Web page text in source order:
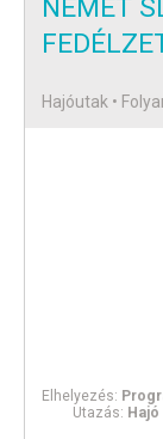
NÉMET
Hajóutak •
Elhelyezés:
Utazás: Hajó